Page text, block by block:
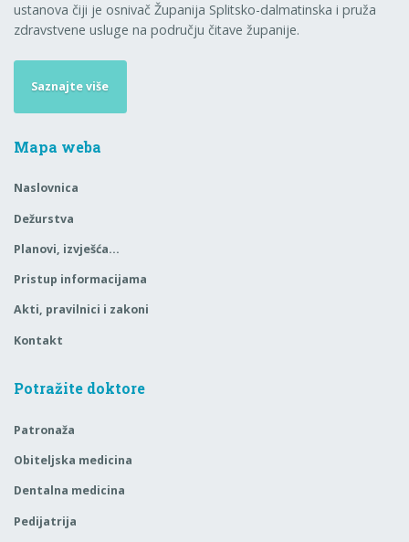
ustanova čiji je osnivač Županija Splitsko-dalmatinska i pruža
zdravstvene usluge na području čitave županije.
Saznajte više
Mapa weba
Naslovnica
Dežurstva
Planovi, izvješća…
Pristup informacijama
Akti, pravilnici i zakoni
Kontakt
Potražite doktore
Patronaža
Obiteljska medicina
Dentalna medicina
Pedijatrija